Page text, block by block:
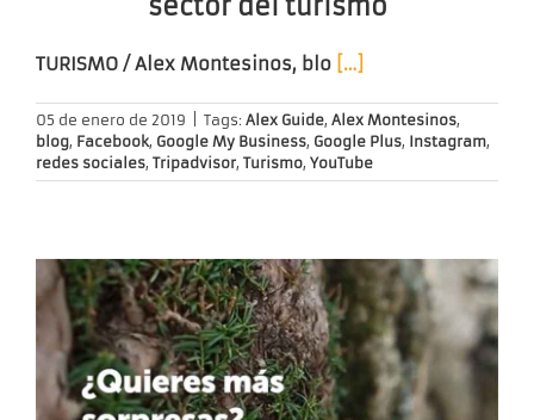
TURISMO / Alex Montesinos, blo […]
05 de enero de 2019 Tags: Alex Guide, Alex Montesinos,
blog, Facebook, Google My Business, Google Plus, Instagram,
redes sociales, Tripadvisor, Turismo, YouTube